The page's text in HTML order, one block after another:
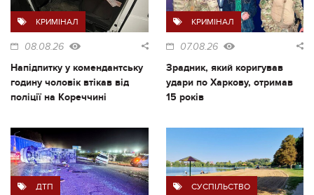
КРИМІНАЛ
08.08.26
Напідпитку у комендантську
годину чоловік втікав від
поліції на Кореччині
КРИМІНАЛ
07.08.26
Зрадник, який коригував
удари по Харкову, отримав
15 років
ДТП СУСПІЛЬСТВО